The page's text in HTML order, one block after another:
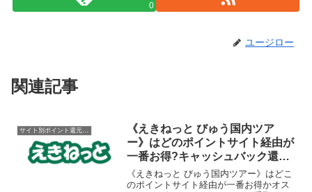
0
ユージロー
関連記事
サイト別ポイント還元率一覧
《えきねっと びゅう国内ツア
ー》はどのポイントサイト経由が
一番お得?キャッシュバック還元
率比較一覧2020/4/21
《えきねっと びゅう国内ツアー》はどこ
のポイントサイト経由が一番お得かオス